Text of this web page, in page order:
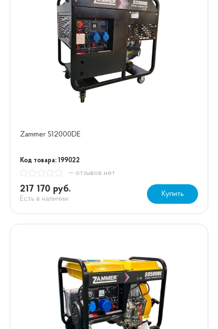
Zammer S12000DE
Код товара: 199022
— отзывов нет
217 170 руб.
Есть в наличии
Купить